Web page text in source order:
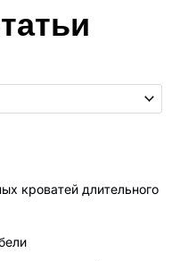
кроватей длительного